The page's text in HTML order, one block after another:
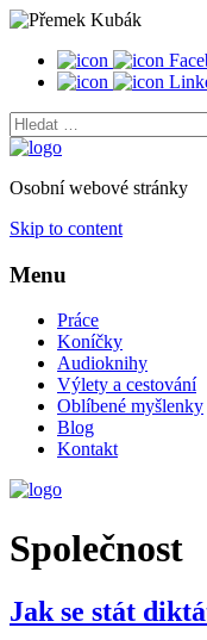
Vyhledat:
Osobní webové stránky
Skip to content
Menu
Práce
Koníčky
Audioknihy
Výlety a cestování
Oblíbené myšlenky
Blog
Kontakt
Společnost
Jak se stát